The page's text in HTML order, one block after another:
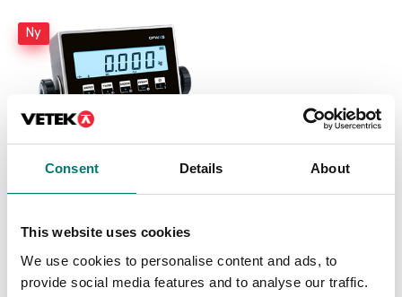
Consent Details About
This website uses cookies
We use cookies to personalise content and ads, to
provide social media features and to analyse our traffic.
Ny
Finns i flera varianter
Pris från: 5 290 kr